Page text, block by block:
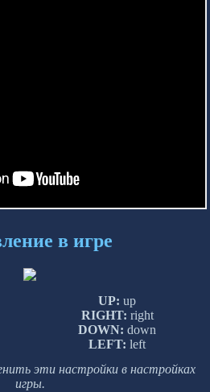
в игре
UP: up
RIGHT: right
DOWN: down
LEFT: left
эти настройки в настройках
игры.